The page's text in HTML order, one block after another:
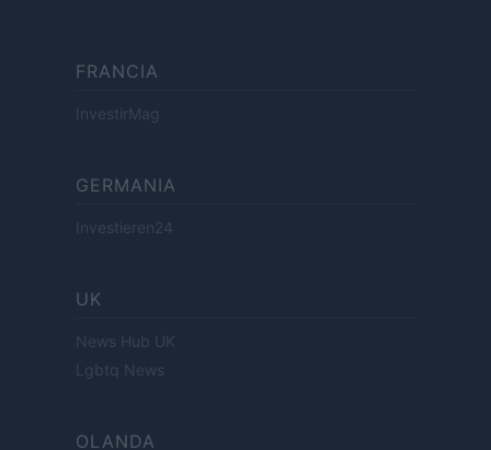
FRANCIA
InvestirMag
GERMANIA
Investieren24
UK
News Hub UK
Lgbtq News
OLANDA